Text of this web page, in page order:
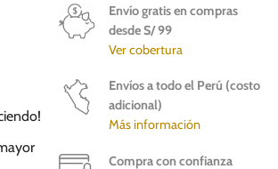
Envío gratis en compras
desde S/ 99
Ver cobertura
Envíos a todo el Perú (costo
adicional)
Más información
Compra con confianza